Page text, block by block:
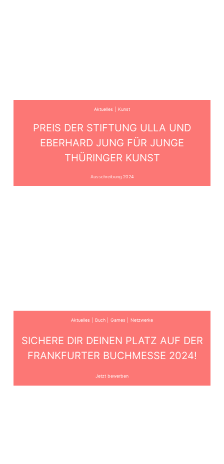
Aktuelles Kunst
PREIS DER STIFTUNG ULLA UND
EBERHARD JUNG FÜR JUNGE
THÜRINGER KUNST
Ausschreibung 2024
Aktuelles Buch Games Netzwerke
SICHERE DIR DEINEN PLATZ AUF DER
FRANKFURTER BUCHMESSE 2024!
Jetzt bewerben